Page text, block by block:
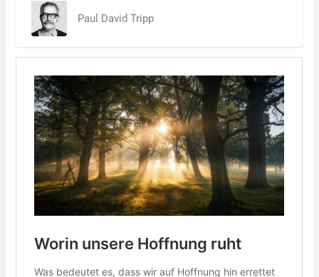
Paul David Tripp